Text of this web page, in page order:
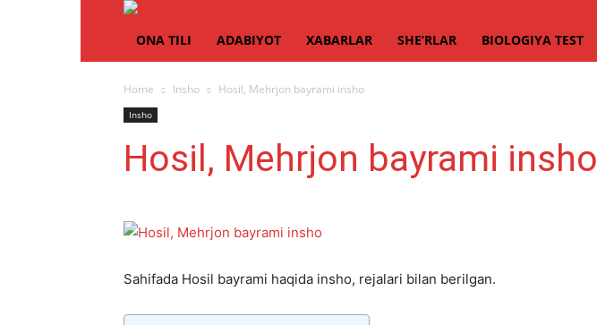
ONA TILI
ADABIYOT XABARLAR SHE’RLAR BIOLOGIYA TEST
Home Insho Hosil, Mehrjon bayrami insho
Insho
Hosil, Mehrjon bayrami insho
Sahifada Hosil bayrami haqida insho, rejalari bilan berilgan.